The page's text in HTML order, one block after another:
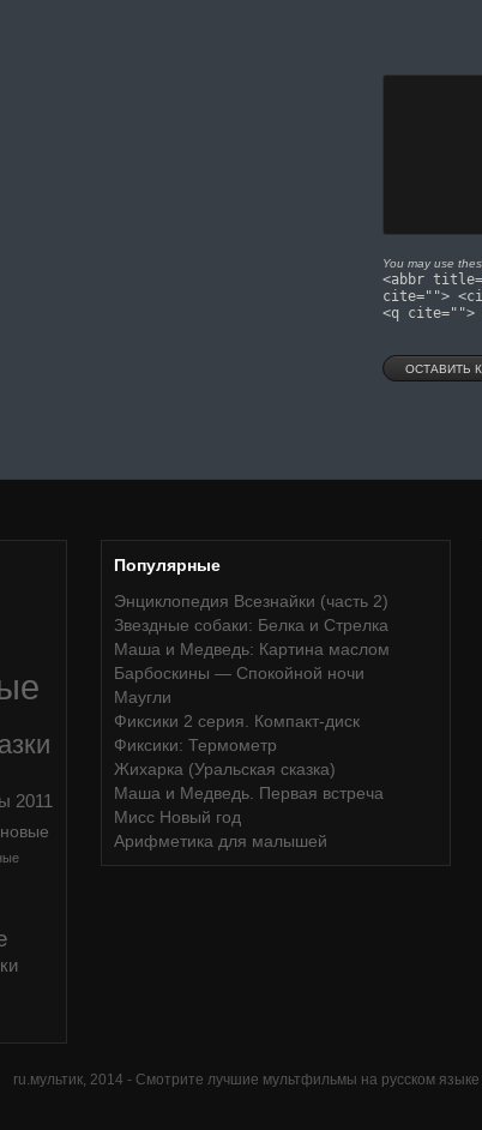
You may use
<abbr
cite="">
<q cite="">
2011
Популярные
Энциклопедия Всезнайки (часть 2)
Звездные собаки: Белка и Стрелка
Маша и Медведь: Картина маслом
Барбоскины — Спокойной ночи
Маугли
Фиксики 2 серия. Компакт-диск
Фиксики: Термометр
Жихарка (Уральская сказка)
Маша и Медведь. Первая встреча
Мисс Новый год
Арифметика для малышей
ru.мультик, 2014 - Смотрите лучшие мультфильмы на русском языке